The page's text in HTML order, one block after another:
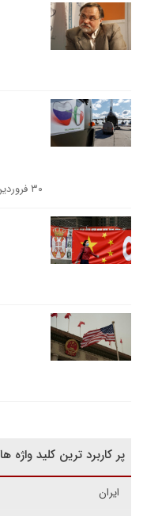
۳۰ فروردین ۱۳۹۹
پر کاربرد ترین کلید واژه ها
ایران